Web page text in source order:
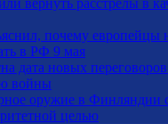
вернуть расстрелы в
почему европейцы
в РФ 9 мая
дата новых
войны
оружие в Финляндии
целью